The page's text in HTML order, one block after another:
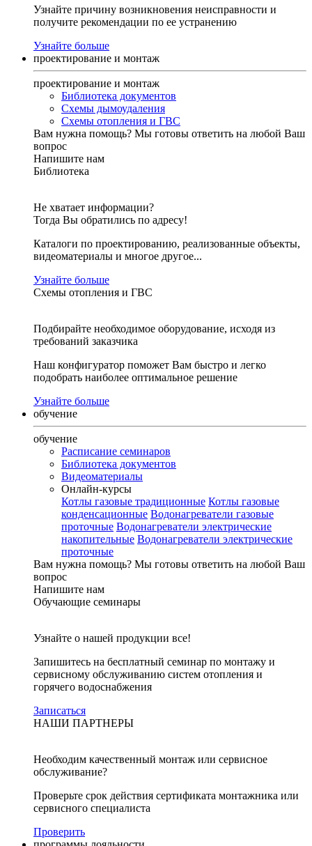
Узнайте причину возникновения неисправности и
получите рекомендации по ее устранению
Узнайте больше
проектирование и монтаж
проектирование и монтаж
Библиотека документов
Схемы дымоудаления
Схемы отопления и ГВС
Вам нужна помощь? Мы готовы ответить на любой Ваш
вопрос
Напишите нам
Библиотека
Не хватает информации?
Тогда Вы обратились по адресу!
Каталоги по проектированию, реализованные объекты,
видеоматериалы и многое другое...
Узнайте больше
Схемы отопления и ГВС
Подбирайте необходимое оборудование, исходя из
требований заказчика
Наш конфигуратор поможет Вам быстро и легко
подобрать наиболее оптимальное решение
Узнайте больше
обучение
обучение
Расписание семинаров
Библиотека документов
Видеоматериалы
Онлайн-курсы
Котлы газовые традиционные Котлы газовые
конденсационные Водонагреватели газовые
проточные Водонагреватели электрические
накопительные Водонагреватели электрические
проточные
Вам нужна помощь? Мы готовы ответить на любой Ваш
вопрос
Напишите нам
Обучающие семинары
Узнайте о нашей продукции все!
Запишитесь на бесплатный семинар по монтажу и
сервисному обслуживанию систем отопления и
горячего водоснабжения
Записаться
НАШИ ПАРТНЕРЫ
Необходим качественный монтаж или сервисное
обслуживание?
Проверьте срок действия сертификата монтажника или
сервисного специалиста
Проверить